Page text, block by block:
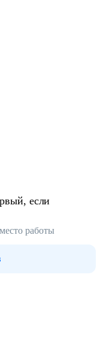
если
работы